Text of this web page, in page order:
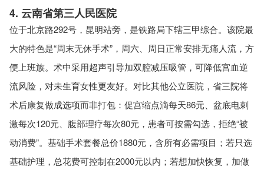
4. 云南省第三人民医院
位于北京路292号，昆明站旁，是铁路局下辖三甲综合。该院最
大的特色是“周末无休手术”，周六、周日正常安排无痛人流，方
便上班族。术中采用超声引导加双腔减压吸管，可降低宫血逆
流风险，对未生育女性更友好。对比其他公立医院，省三院将
术后康复做成选项而非打包：促宫缩点滴每天86元、盆底电刺
激每次120元、腹部理疗每次80元，患者可按需勾选，拒绝“被
动消费”。基础手术套餐总价1880元，含所有必需项目；若只选
基础护理，总花费可控制在2000元以内；若想加快恢复，加做